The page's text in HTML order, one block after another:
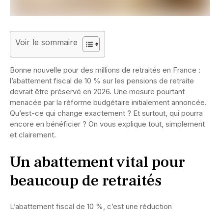
Voir le sommaire
Bonne nouvelle pour des millions de retraités en France :
l’abattement fiscal de 10 % sur les pensions de retraite
devrait être préservé en 2026. Une mesure pourtant
menacée par la réforme budgétaire initialement annoncée.
Qu’est-ce qui change exactement ? Et surtout, qui pourra
encore en bénéficier ? On vous explique tout, simplement
et clairement.
Un abattement vital pour
beaucoup de retraités
L’abattement fiscal de 10 %, c’est une réduction